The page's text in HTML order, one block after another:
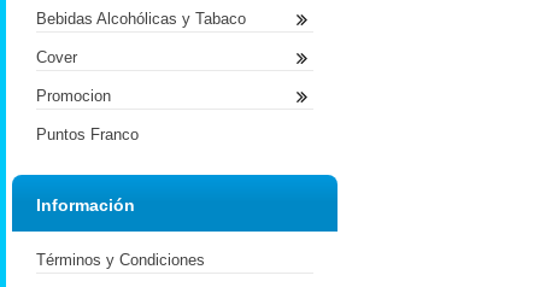
Bebidas Alcohólicas y Tabaco
Cover
Promocion
Puntos Franco
Información
Términos y Condiciones